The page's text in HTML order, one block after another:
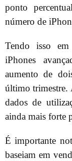
ponto
número de
Tendo isso
iPhones
aumento de
último trimestre.
dados de
ainda mais forte
É importante
baseiam em